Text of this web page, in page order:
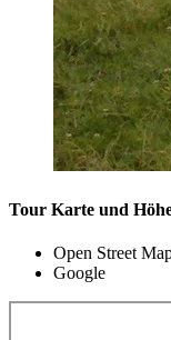
Tour Karte und
Open Street
Google